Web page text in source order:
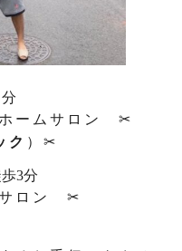
ホームサロン ✂
ク ）✂
3分
サロン ✂